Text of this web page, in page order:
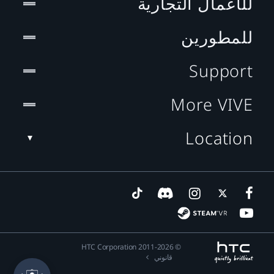
للمطورين
Support
More VIVE
Location
© 2011-2026 HTC Corporation
قانوني